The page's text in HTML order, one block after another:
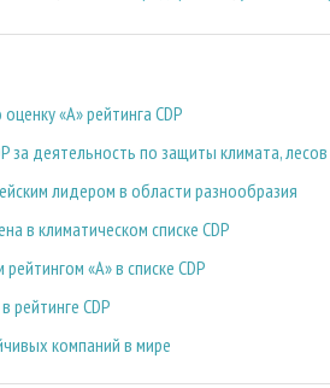
«А» рейтинга CDP
за деятельность по защиты климата,
лидером в области разнообразия
в климатическом списке CDP
«A» в списке CDP
рейтинге CDP
компаний в мире